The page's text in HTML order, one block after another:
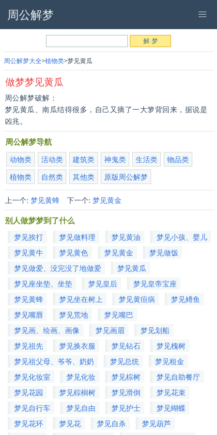
周公解梦
周公解梦大全 植物类 梦见黄瓜
做梦梦见黄瓜
周公解梦破解：
梦见黄瓜、南瓜结得很多，自己又摘了一大箩背回来，据说是
凶兆。
周公解梦导航
动物类 活动类 建筑类 神鬼类 生活类
物品类
植物类
自然类 其他类 原版周公解梦
上一个: 梦见黄蜂下一个: 梦见黄金
别人做梦梦到了什么
梦见挨打 梦见做料理 梦见黄油
梦见小孩、婴儿
梦见黄牛
梦见黄色 梦见黄金
梦见做饭
梦见做爱、没完没了地做爱
梦见黄瓜
梦见座坐垫、坐垫
梦见皇后
梦见皇帝宝座
梦见黄蜂
梦见坐在树上 梦见黄疸病
梦见鳟鱼
梦见嘴唇
梦见荒地
梦见嘴巴
梦见画、绘画、画像
梦见画眉
梦见划船
梦见祖先
梦见换衣服 梦见钻石
梦见槐树
梦见祖父母、爷爷、奶奶
梦见总统
梦见租金
梦见化妆室
梦见化妆 梦见棕树
梦见自助餐厅
梦见花园
梦见棕榈树 梦见滑倒
梦见花束
梦见自行车
梦见自由 梦见护士
梦见蝴蝶
梦见花环
梦见花 梦见自杀
梦见葫芦